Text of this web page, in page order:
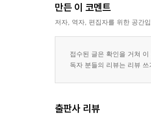
만든 이 코멘트
저자, 역자, 편집자를 위한 공간
접수된 글은 확인을 거쳐 이
독자 분들의 리뷰는 리뷰
출판사 리뷰